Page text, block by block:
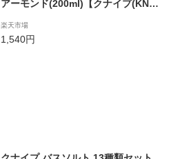
アーモンド(200ml)【クナイプ(KNEI
楽天市場
1,540円